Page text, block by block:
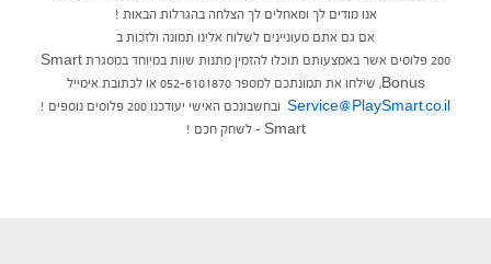
אנו מודים לך ומאחלים לך הצלחה בהגרלות הבאות !
אם גם אתם מעוניינים לשלוח אלינו תמונה ולזכות ב
200 פלוסים אשר באמצעותם תוכלו להזמין מתנות שוות במיוחד במסגרת Smart
Bonus, שילחו את תמונתכם למספר 052-6101870 או לכתובת אימייל
Service@PlaySmart.co.il ובחשבונכם האישי יעודכנו 200 פלוסים נוספים !
Smart – לשחק חכם !